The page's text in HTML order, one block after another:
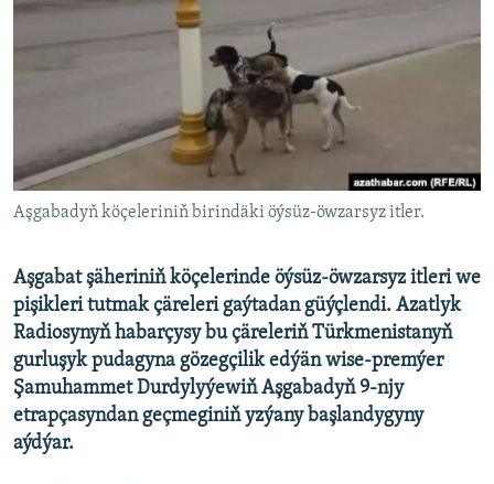
Aşgabadyň köçeleriniň birindäki öýsüz-öwzarsyz itler.
Aşgabat şäheriniň köçelerinde öýsüz-öwzarsyz itleri we
pişikleri tutmak çäreleri gaýtadan güýçlendi. Azatlyk
Radiosynyň habarçysy bu çäreleriň Türkmenistanyň
gurluşyk pudagyna gözegçilik edýän wise-premýer
Şamuhammet Durdylyýewiň Aşgabadyň 9-njy
etrapçasyndan geçmeginiň yzýany başlandygyny
aýdýar.